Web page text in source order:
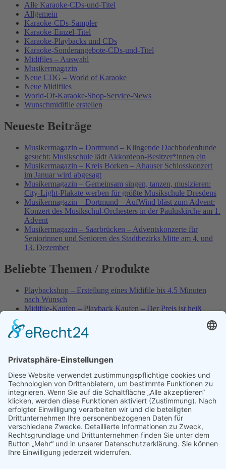
Alle Karaoke-CDs-und-Titel
Allgemein
Karaoke-CDs-Sampler
Karaoke-Einzel-Titel
Karaoke-Playbacks und CDs
Karaoke-Sonderangebote-CDs-und-Titel
Midifiles – Auswahl
Musikermagazin
Neue CDG – World of Karaoke
Neue Midifiles
World-Of-Karaoke-Shop-Service-News
Wunschmidifile erstellen
Neueste Beiträge
Musikermagazin – Dortmund – Klingende Dachbodenfunde
gesucht: Musikschule lädt Akkordeon-Besitzer*innen ein
Musikermagazin – Kreis Borken – Ahauser Schlosskonzert
im Januar wird abgesagt
Musikermagazin – Gemeinsam singen, tanzen, musizieren:
City-Light-Plakate werben für größte Musikschule Dresdens
Musikermagazin – Dortmund – AufWind bläst zum Advent:
Konzert des Musikschul-Orchesters in der Pauluskirche am 1.
Advent
Musikermagazin – Saarbrücken – Adventskonzerte für
Seniorinnen und Senioren des Stadtbezirks Mitte am 4. und
13. Dezember
Beliebte Themen / Produkte
Playbackshop – Erstellung eines Midifile bis 4.5 Minuten
nach Wunsch
Midifile-Kaufen – Playback Kaufen – Der Preis ist heiß
Best of Karaoke – Roy Black – Playbacks – Absolute Rarität
World-of-Karaoke – Midifiles kaufen – Ich baue Dein
Playbackshop – Erstellung eines Wunschmidifile bis 3.5
Minuten
10 Spanische All-TIME Sommerhits als Karaoke-Playbacks –
Absolute Klassiker
Dein AKTUELLER Warenkorb
Playbackshop – Erstellung eines Wunschmidifile bis 3.0
Minuten
Versandkosten
Widerruf
Shop-AGB